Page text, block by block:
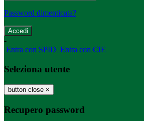
Password dimenticata?
-
Entra con SPID Entra con CIE
Seleziona utente
button close ×
Recupero password